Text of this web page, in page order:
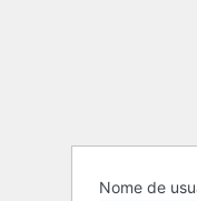
Nome de